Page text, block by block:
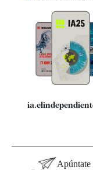
Quiénes somos
Especificaciones
Apúntate